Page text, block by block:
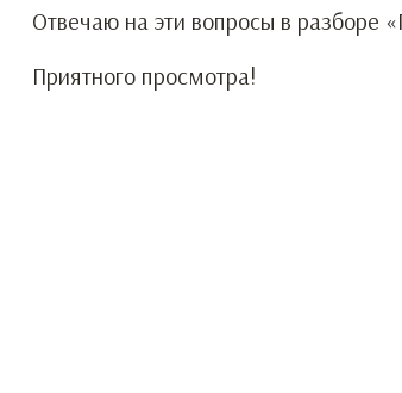
Отвечаю на эти вопросы в разборе
Приятного просмотра!